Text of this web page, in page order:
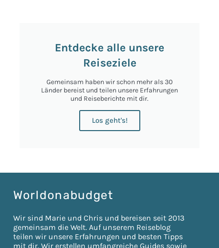
Entdecke alle unsere
Reiseziele
Gemeinsam haben wir schon mehr als 30
Länder bereist und teilen unsere Erfahrungen
und Reiseberichte mit dir.
Los geht's!
Worldonabudget
Wir sind Marie und Chris und bereisen seit 2013
gemeinsam die Welt. Auf unserem Reiseblog
teilen wir unsere Erfahrungen und besten Tipps
mit dir. Wir erstellen umfangreiche Guides sowie